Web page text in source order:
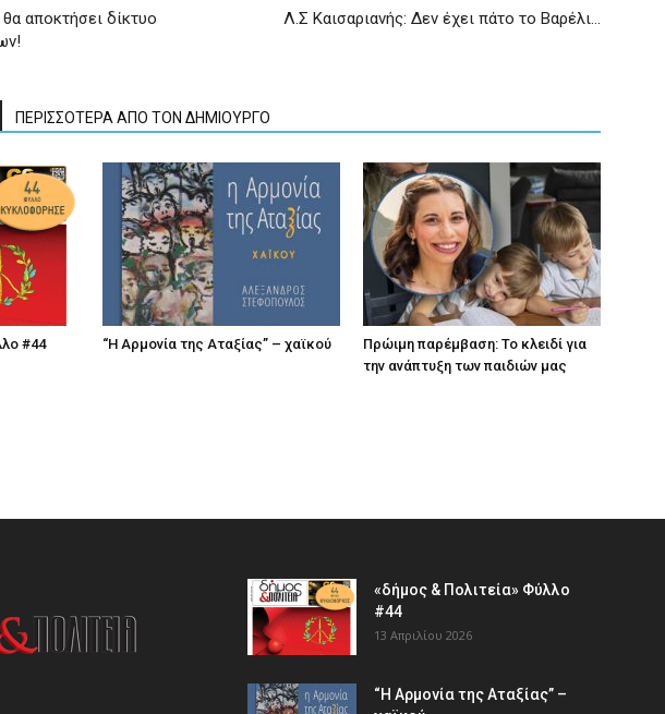
αποκτήσει δίκτυο
Λ.Σ Καισαριανής: Δεν έχει πάτο το Βαρέλι…
ΠΕΡΙΣΣΟΤΕΡΑ ΑΠΟ ΤΟΝ ΔΗΜΙΟΥΡΓΟ
#44 “Η Αρμονία της Αταξίας” – χαϊκού
Πρώιμη παρέμβαση: Το κλειδί για
την ανάπτυξη των παιδιών µας
«δήμος & Πολιτεία» Φύλλο
#44
13 Απριλίου 2026
“Η Αρμονία της Αταξίας” –